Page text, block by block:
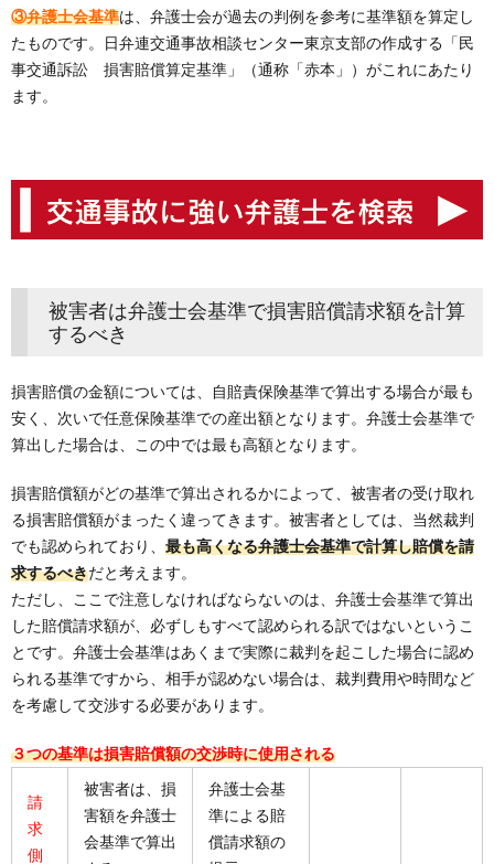
③弁護士会基準は、弁護士会が過去の判例を参考に基準額を算定し
たものです。日弁連交通事故相談センター東京支部の作成する「民
事交通訴訟 損害賠償算定基準」（通称「赤本」）がこれにあたり
ます。
被害者は弁護士会基準で損害賠償請求額を計算
するべき
損害賠償の金額については、自賠責保険基準で算出する場合が最も
安く、次いで任意保険基準での産出額となります。弁護士会基準で
算出した場合は、この中では最も高額となります。
損害賠償額がどの基準で算出されるかによって、被害者の受け取れ
る損害賠償額がまったく違ってきます。被害者としては、当然裁判
でも認められており、 最も高くなる弁護士会基準で計算し賠償を請
求するべきだと考えます。
ただし、ここで注意しなければならないのは、弁護士会基準で算出
した賠償請求額が、必ずしもすべて認められる訳ではないというこ
とです。弁護士会基準はあくまで実際に裁判を起こした場合に認め
られる基準ですから、相手が認めない場合は、裁判費用や時間など
を考慮して交渉する必要があります。
３つの基準は損害賠償額の交渉時に使用される
請
求
側
被害者は、損
害額を弁護士
会基準で算出
弁護士会基
準による賠
償請求額の